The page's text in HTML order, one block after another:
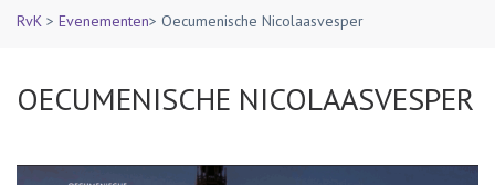
RvK > Evenementen> Oecumenische Nicolaasvesper
OECUMENISCHE NICOLAASVESPER